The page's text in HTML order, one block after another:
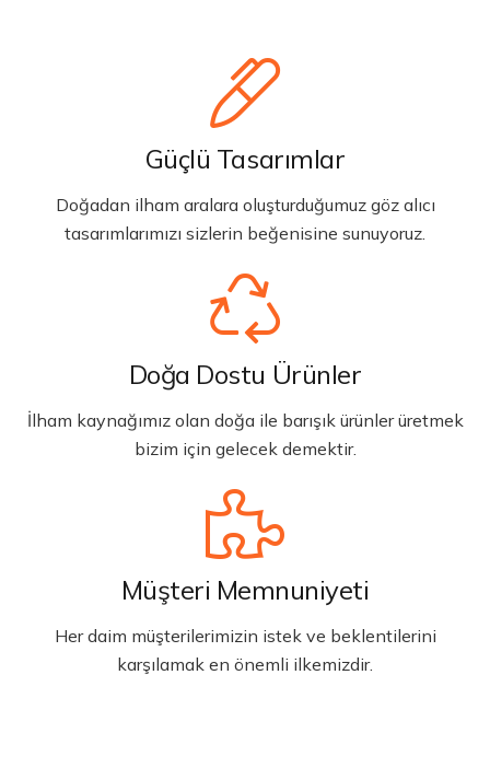
Güçlü Tasarımlar
Doğadan ilham aralara oluşturduğumuz göz alıcı
tasarımlarımızı sizlerin beğenisine sunuyoruz.
Doğa Dostu Ürünler
İlham kaynağımız olan doğa ile barışık ürünler üretmek
bizim için gelecek demektir.
Müşteri Memnuniyeti
Her daim müşterilerimizin istek ve beklentilerini
karşılamak en önemli ilkemizdir.